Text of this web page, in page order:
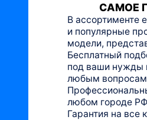
САМОЕ
В ассортименте
и популярные
модели,
Бесплатный
под ваши нужды
любым вопросам
любом городе РФ
Гарантия на все